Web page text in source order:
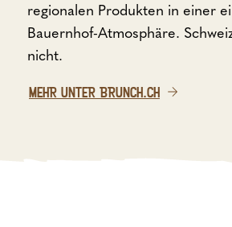
regionalen Produkten in einer
Bauernhof-Atmosphäre.
nicht.
MEHR UNTER BRUNCH.CH